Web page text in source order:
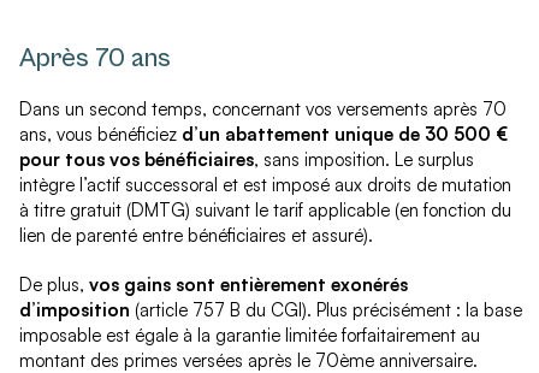
Après 70 ans
Dans un second temps, concernant vos versements après 70
ans, vous bénéficiez d’un abattement unique de 30 500 €
pour tous vos bénéficiaires, sans imposition. Le surplus
intègre l’actif successoral et est imposé aux droits de mutation
à titre gratuit (DMTG) suivant le tarif applicable (en fonction du
lien de parenté entre bénéficiaires et assuré).
De plus, vos gains sont entièrement exonérés
d’imposition (article 757 B du CGI). Plus précisément : la base
imposable est égale à la garantie limitée forfaitairement au
montant des primes versées après le 70ème anniversaire.